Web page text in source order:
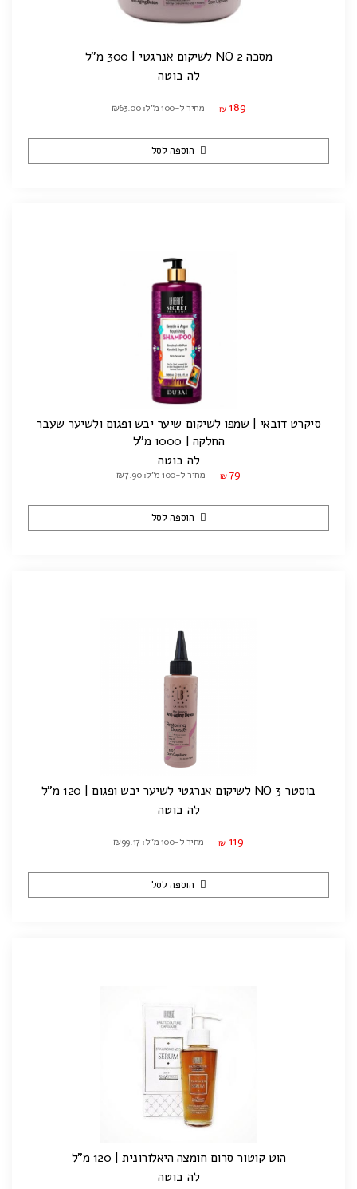
מסכה NO 2 לשיקום אנרגטי | 300 מ"ל
לה בוטה
₪ 189 מחיר ל-100 מ"ל: ₪63.00
הוספה לסל
סיקרט דובאי | שמפו לשיקום שיער יבש ופגום ולשיער שעבר
החלקה | 1000 מ"ל
לה בוטה
₪ 79 מחיר ל-100 מ"ל: ₪7.90
הוספה לסל
בוסטר NO 3 לשיקום אנרגטי לשיער יבש ופגום | 120 מ"ל
לה בוטה
₪ 119 מחיר ל-100 מ"ל: ₪99.17
הוספה לסל
הוט קוטור סרום חומצה היאלורונית | 120 מ"ל
לה בוטה